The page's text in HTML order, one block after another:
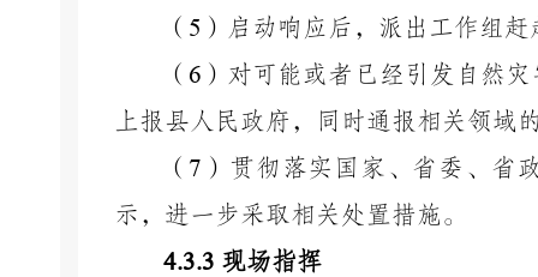
（ 5 ）启动响应后，派出工作组
（ 6 ）对可能或者已经引发自然
上报县人民政府，同时通报相关领域
（ 7 ）贯彻落实国家、省委、省
示，进一步采取相关处置措施。
4.3.3 现场指挥